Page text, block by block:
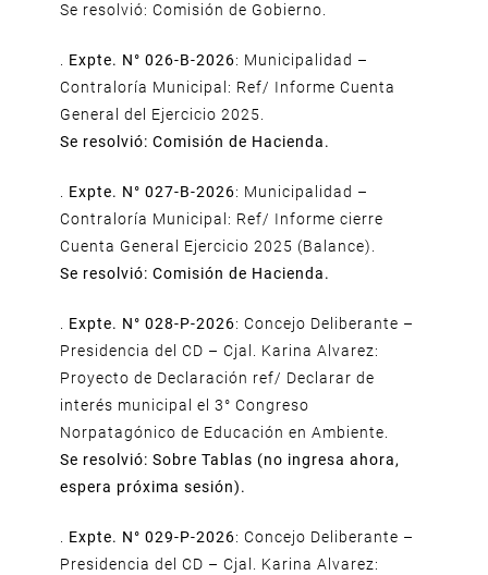
Se resolvió: Comisión de Gobierno.
Expte. N° 026-B-2026: Municipalidad –
Contraloría Municipal: Ref/ Informe Cuenta
General del Ejercicio 2025.
Se resolvió: Comisión de Hacienda.
Expte. N° 027-B-2026: Municipalidad –
Contraloría Municipal: Ref/ Informe cierre
Cuenta General Ejercicio 2025 (Balance).
Se resolvió: Comisión de Hacienda.
Expte. N° 028-P-2026: Concejo Deliberante –
Presidencia del CD – Cjal. Karina Alvarez:
Proyecto de Declaración ref/ Declarar de
interés municipal el 3° Congreso
Norpatagónico de Educación en Ambiente.
Se resolvió: Sobre Tablas (no ingresa ahora,
espera próxima sesión).
Expte. N° 029-P-2026: Concejo Deliberante –
Presidencia del CD – Cjal. Karina Alvarez: